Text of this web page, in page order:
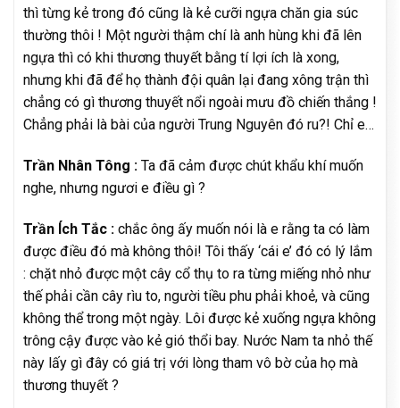
thì từng kẻ trong đó cũng là kẻ cưỡi ngựa chăn gia súc
thường thôi ! Một người thậm chí là anh hùng khi đã lên
ngựa thì có khi thương thuyết bằng tí lợi ích là xong,
nhưng khi đã để họ thành đội quân lại đang xông trận thì
chẳng có gì thương thuyết nổi ngoài mưu đồ chiến thắng !
Chẳng phải là bài của người Trung Nguyên đó ru?! Chỉ e…
Trần Nhân Tông : Ta đã cảm được chút khẩu khí muốn
nghe, nhưng ngươi e điều gì ?
Trần Ích Tắc : chắc ông ấy muốn nói là e rằng ta có làm
được điều đó mà không thôi! Tôi thấy ‘cái e’ đó có lý lắm
: chặt nhỏ được một cây cổ thụ to ra từng miếng nhỏ như
thế phải cần cây rìu to, người tiều phu phải khoẻ, và cũng
không thể trong một ngày. Lôi được kẻ xuống ngựa không
trông cậy được vào kẻ gió thổi bay. Nước Nam ta nhỏ thế
này lấy gì đây có giá trị với lòng tham vô bờ của họ mà
thương thuyết ?